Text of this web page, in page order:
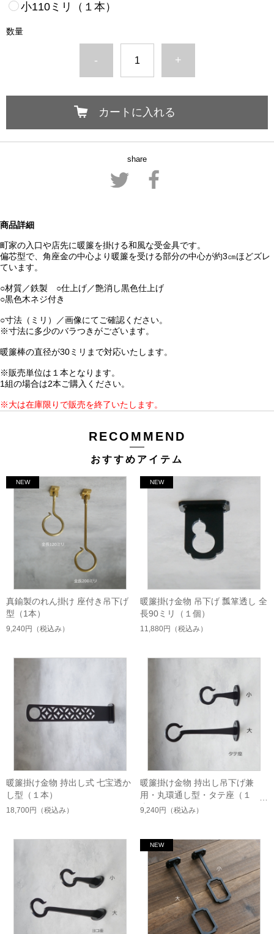
小110ミリ（１本）
数量
- +
カートに入れる
share
商品詳細
町家の入口や店先に暖簾を掛ける和風な受金具です。
偏芯型で、角座金の中心より暖簾を受ける部分の中心が約3㎝ほどズレ
ています。
○材質／鉄製 ○仕上げ／艶消し黒色仕上げ
○黒色木ネジ付き
○寸法（ミリ）／画像にてご確認ください。
※寸法に多少のバラつきがございます。
暖簾棒の直径が30ミリまで対応いたします。
※販売単位は１本となります。
1組の場合は2本ご購入ください。
※大は在庫限りで販売を終了いたします。
RECOMMEND
おすすめアイテム
真鍮製のれん掛け 座付き吊下げ
型（1本）
9,240円 （税込み）
暖簾掛け金物 吊下げ 瓢箪透し 全
長90ミリ（１個）
11,880円 （税込み）
暖簾掛け金物 持出し式 七宝透か
し型（１本）
18,700円 （税込み）
暖簾掛け金物 持出し吊下げ兼
用・丸環通し型・タテ座（１
本）
9,240円 （税込み）